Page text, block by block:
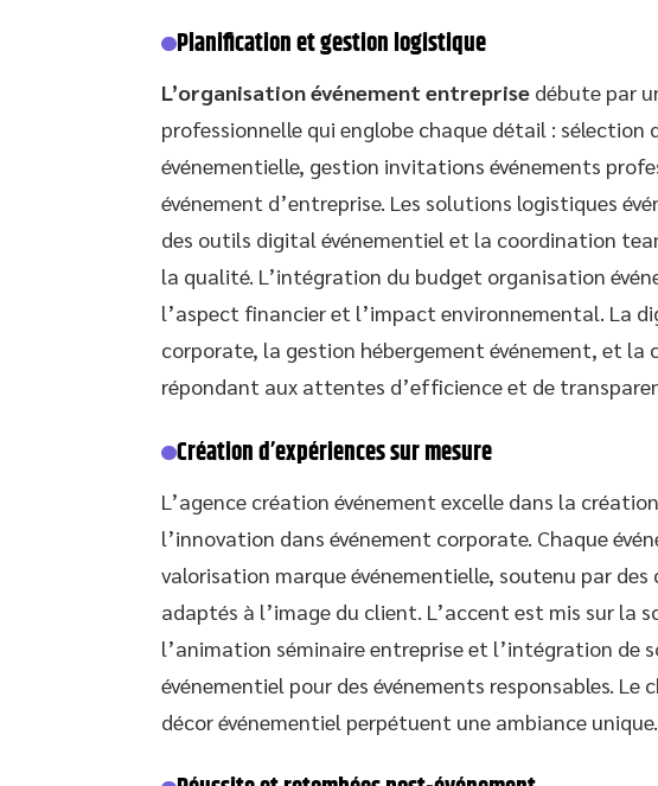
Planification et gestion logistique
L’organisation événement entreprise débute par
professionnelle qui englobe chaque détail : sélection
événementielle, gestion invitations événements
événement d’entreprise. Les solutions logistiques
des outils digital événementiel et la coordination
la qualité. L’intégration du budget organisation
l’aspect financier et l’impact environnemental. La
corporate, la gestion hébergement événement, et
répondant aux attentes d’efficience et de
Création d’expériences sur mesure
L’agence création événement excelle dans la
l’innovation dans événement corporate. Chaque
valorisation marque événementielle, soutenu par
adaptés à l’image du client. L’accent est mis sur la
l’animation séminaire entreprise et l’intégration de
événementiel pour des événements responsables. Le
décor événementiel perpétuent une ambiance unique.